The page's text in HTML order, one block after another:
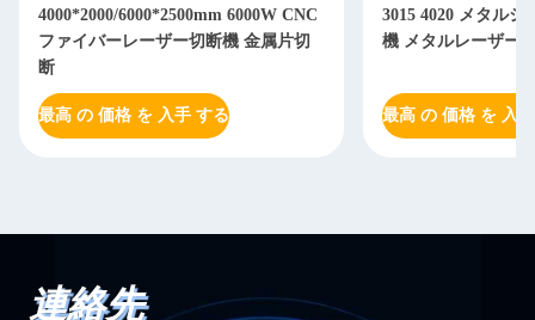
4000*2000/6000*2500mm 6000W CNC
ファイバーレーザー切断機 金属片切
断
最高 の 価格 を 入手 する
3015 4020 メタルシ
機 メタルレーザー
最高 の 価格 を 入
連絡先